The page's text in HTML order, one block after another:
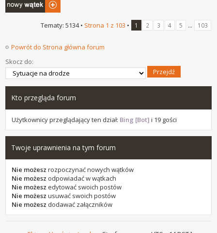
Tematy: 5134 • Strona 1 z 103 • 1 2 3 4 5 ... 103
Powrót do Strona główna forum
Skocz do:
Kto przegląda forum
Użytkownicy przeglądający ten dział: Bing [Bot] i 19 gości
Twoje uprawnienia na tym forum
Nie możesz rozpoczynać nowych wątków
Nie możesz odpowiadać w wątkach
Nie możesz edytować swoich postów
Nie możesz usuwać swoich postów
Nie możesz dodawać załączników